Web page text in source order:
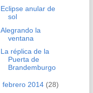
Eclipse anular de
sol
Alegrando la
ventana
La réplica de la
Puerta de
Brandemburgo
febrero 2014 (28)